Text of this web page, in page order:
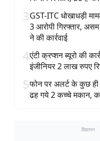
3GST-ITC धोखाधड़ी
3 आरोपी गिरफ्तार,
ने की कार्रवाई
4एंटी क्रप्शन ब्यूरो की
इंजीनियर 2 लाख रुपए
5फोन पर अलर्ट के कुछ ही
ढह गये 2 कच्चे मकान,
विज्ञापन